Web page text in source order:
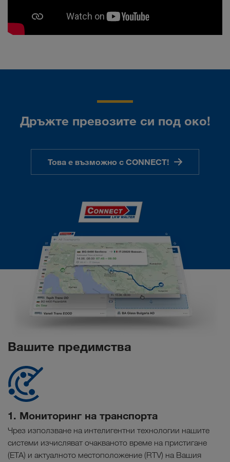
Дръжте превозите си под око!
Това е възможно с CONNECT!
Вашите предимства
1. Мониторинг на транспорта
Чрез използване на интелигентни технологии нашите
системи изчисляват очакваното време на пристигане
(ETA) и актуалното местоположение (RTV) на Вашия